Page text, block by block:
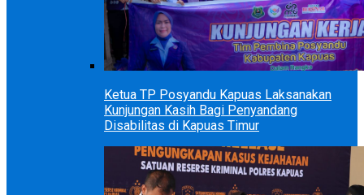
Ketua TP Posyandu Kapuas Laksanakan
Kunjungan Kasih Bagi Penyandang
Disabilitas di Kapuas Timur